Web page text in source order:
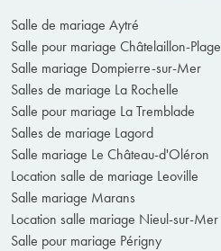
Salle de mariage Aytré
Salle pour mariage Châtelaillon-Plage
Salle mariage Dompierre-sur-Mer
Salles de mariage La Rochelle
Salle pour mariage La Tremblade
Salles de mariage Lagord
Salle mariage Le Château-d'Oléron
Location salle de mariage Leoville
Salle mariage Marans
Location salle mariage Nieul-sur-Mer
Salle pour mariage Périgny